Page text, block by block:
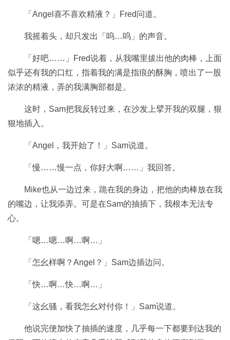
「Angel喜不喜欢精液？」Fred问道。
我摇着头，却只发出「呜…呜」的声音。
「好吧……」Fred说着，从我嘴里拔出他的肉棒，上面
似乎还有我的口红，指着我的满是指痕的酥胸，喷出了一股
浓浓的精液，弄的我满胸部都是。
这时，Sam把我反转过来，在沙发上擘开我的双腿，狠
狠地插入。
「Angel，我开始了！」Sam说道。
「慢……慢一点，你好大啊……」我回答。
Mike也从一边过来，跪在我的身边，把他的肉棒放在我
的嘴边，让我添弄。可是在Sam的抽插下，我根本无法专
心。
「嗯…嗯…啊…啊…」
「怎幺样啊？Angel？」Sam边插边问。
「快…啊…快…啊…」
「这幺骚，看我怎幺对付你！」Sam说道。
他说完便加快了抽插的速度，几乎每一下都要到达我的